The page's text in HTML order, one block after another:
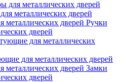
металлических дверей
Ручки
дверей
для металлических дверей
Замки
дверей